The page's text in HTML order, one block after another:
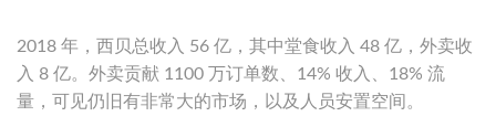
2018 年，西贝总收入 56 亿，其中堂食收入 48 亿，外卖收
入 8 亿。外卖贡献 1100 万订单数、14% 收入、18% 流
量，可见仍旧有非常大的市场，以及人员安置空间。